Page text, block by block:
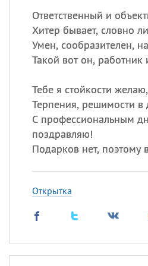
Ответственный и
Хитер бывает, словно
Умен, сообразителен,
Такой вот он, работник
Тебе я стойкости желаю,
Терпения, решимости в
С профессиональным
поздравляю!
Подарков нет, поэтому
Открытка